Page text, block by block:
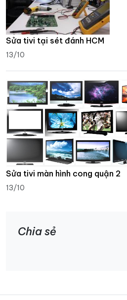
Sửa tivi tại sét đánh HCM
13/10
Sửa tivi màn hình cong quận 2
13/10
Chia sẻ